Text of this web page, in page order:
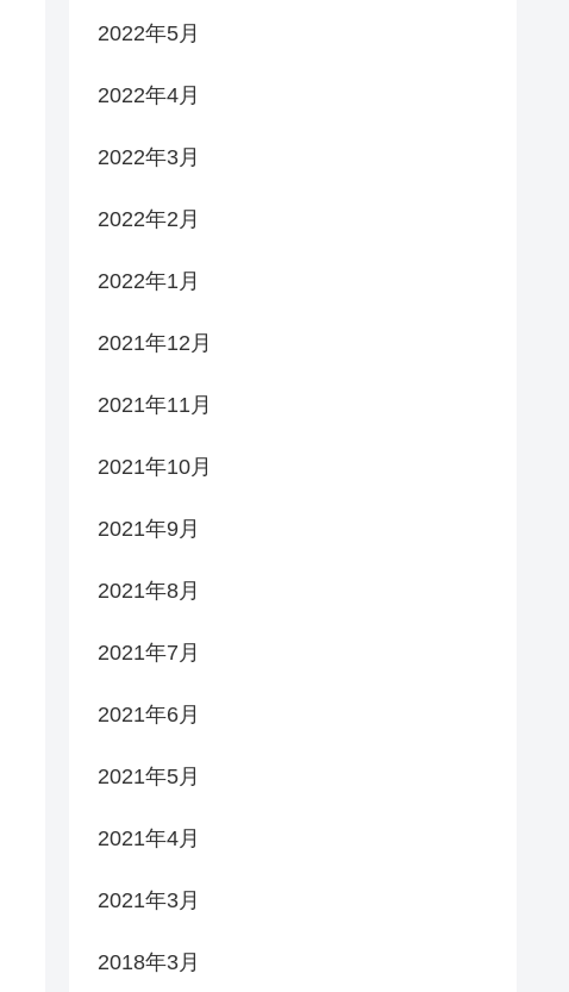
2022年5月
2022年4月
2022年3月
2022年2月
2022年1月
2021年12月
2021年11月
2021年10月
2021年9月
2021年8月
2021年7月
2021年6月
2021年5月
2021年4月
2021年3月
2018年3月